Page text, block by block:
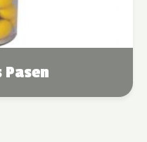
Pasen